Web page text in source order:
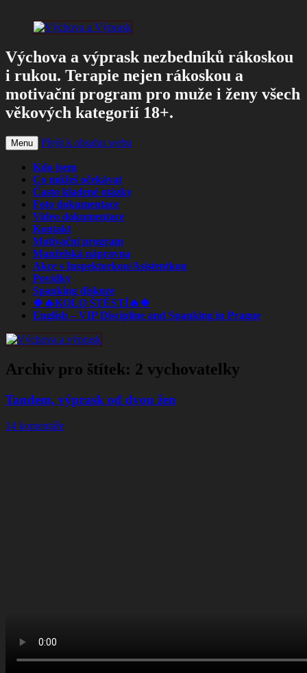
Výchova a výprask nezbedníků rákoskou
i rukou. Terapie nejen rákoskou a
motivační program pro muže i ženy všech
věkových kategorií 18+.
Menu Přejít k obsahu webu
Kdo jsem
Co můžeš očekávat
Často kladené otázky
Foto dokumentace
Video dokumentace
Kontakt
Motivační program
Manželská nápravna
Akce s Inspektorkou/Asistentkou
Povídky
Spanking diskuze
🍀🔥KOLO ŠTĚSTÍ🔥🍀
English – VIP Discipline and Spanking in Prague
Archiv pro štítek: 2 vychovatelky
Tandem, výprask od dvou žen
14 komentáře